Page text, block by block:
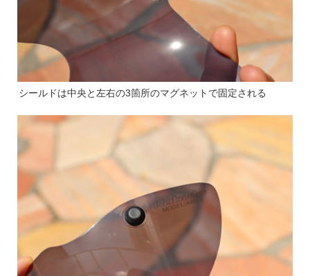
シールドは中央と左右の3箇所のマグネットで固定される